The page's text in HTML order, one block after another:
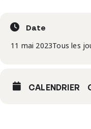
Date
11 mai 2023Tous les
CALENDRIER